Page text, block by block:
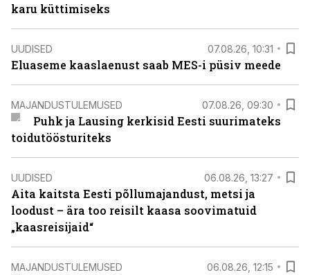
karu küttimiseks
UUDISED 07.08.26, 10:31
Eluaseme kaaslaenust saab MES-i püsiv meede
MAJANDUSTULEMUSED 07.08.26, 09:30
Puhk ja Lausing kerkisid Eesti suurimateks
toidutöösturiteks
UUDISED 06.08.26, 13:27
Aita kaitsta Eesti põllumajandust, metsi ja
loodust – ära too reisilt kaasa soovimatuid
„kaasreisijaid“
MAJANDUSTULEMUSED 06.08.26, 12:15